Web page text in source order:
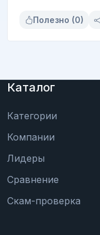
Полезно (0)
Каталог
Категории
Компании
Лидеры
Сравнение
Скам-проверка